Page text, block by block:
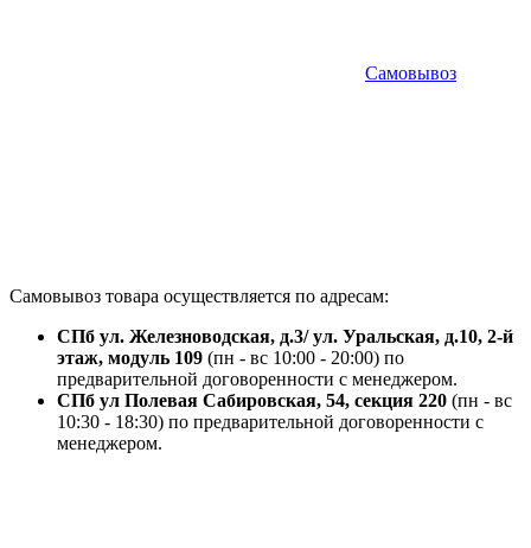
Самовывоз
Самовывоз товара осуществляется по адресам:
СПб ул. Железноводская, д.3/ ул. Уральская, д.10, 2-й
этаж, модуль 109 (пн - вс 10:00 - 20:00) по
предварительной договоренности с менеджером.
СПб ул Полевая Сабировская, 54, секция 220 (пн - вс
10:30 - 18:30) по предварительной договоренности с
менеджером.